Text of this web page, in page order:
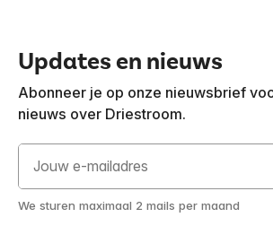
Updates en nieuws
Abonneer je op onze nieuwsbrief
nieuws over Driestroom.
We sturen maximaal 2 mails per maand